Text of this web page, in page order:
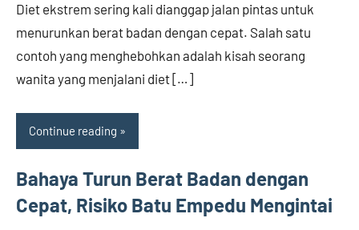
Diet ekstrem sering kali dianggap jalan pintas untuk
menurunkan berat badan dengan cepat. Salah satu
contoh yang menghebohkan adalah kisah seorang
wanita yang menjalani diet […]
Continue reading
Bahaya Turun Berat Badan dengan
Cepat, Risiko Batu Empedu Mengintai